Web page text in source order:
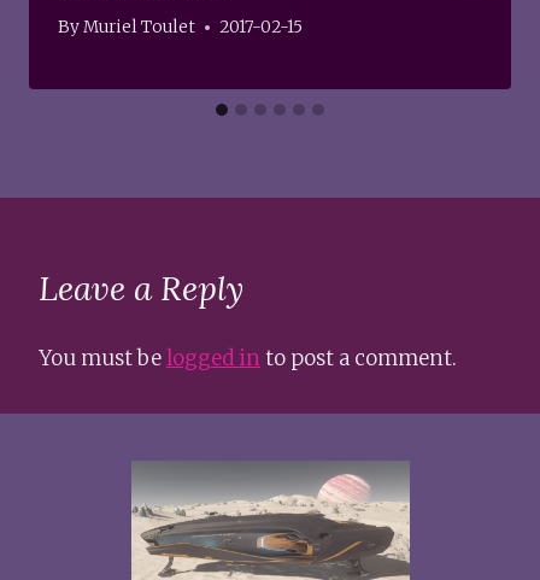
ByMuriel Toulet 2017-02-15
Leave a Reply
You must belogged into post a comment.